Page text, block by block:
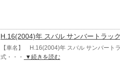
H.16(2004)年 スバル サンバートラッ
【車名】 H.16(2004)年 スバル サンバート
式・・・
▼続きを読む